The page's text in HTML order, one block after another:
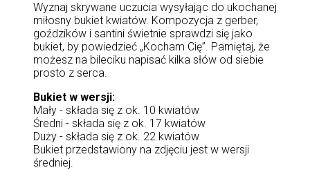
Wyznaj skrywane uczucia wysyłając do ukochanej
miłosny bukiet kwiatów. Kompozycja z gerber,
goździków i santini świetnie sprawdzi się jako
bukiet, by powiedzieć „Kocham Cię”. Pamiętaj, że
możesz na bileciku napisać kilka słów od siebie
prosto z serca.
Bukiet w wersji:
Mały - składa się z ok. 10 kwiatów
Średni - składa się z ok. 17 kwiatów
Duży - składa się z ok. 22 kwiatów
Bukiet przedstawiony na zdjęciu jest w wersji
średniej.